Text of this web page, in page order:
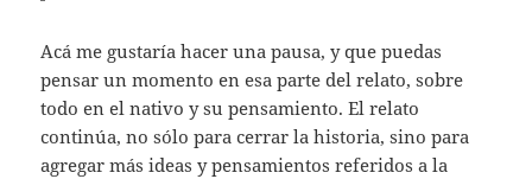
Acá me gustaría hacer una pausa, y que puedas
pensar un momento en esa parte del relato, sobre
todo en el nativo y su pensamiento. El relato
continúa, no sólo para cerrar la historia, sino para
agregar más ideas y pensamientos referidos a la